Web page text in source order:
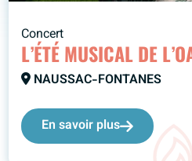
Concert
L’ÉTÉ MUSICAL DE
NAUSSAC-FONTANES
En savoir plus